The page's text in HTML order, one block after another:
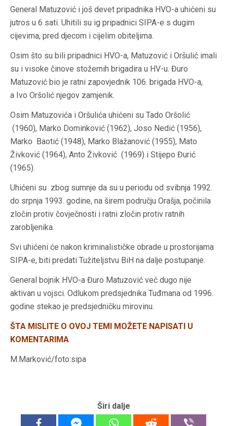
General Matuzović i još devet pripadnika HVO-a uhićeni su
jutros u 6 sati. Uhitili su ig pripadnici SIPA-e s dugim
cijevima, pred djecom i cijelim obiteljima.
Osim što su bili pripadnici HVO-a, Matuzović i Oršulić imali
su i visoke činove stožernih brigadira u HV-u. Đuro
Matuzović bio je ratni zapovjednik 106. brigada HVO-a,
a Ivo Oršolić njegov zamjenik.
Osim Matuzovića i Oršulića uhićeni su Tado Oršolić
(1960), Marko Dominković (1962), Joso Nedić (1956),
Marko Baotić (1948), Marko Blažanović (1955), Mato
Živković (1964), Anto Živković (1969) i Stijepo Đurić
(1965).
Uhićeni su zbog sumnje da su u periodu od svibnja 1992.
do srpnja 1993. godine, na širem području Orašja, počinila
zločin protiv čovječnosti i ratni zločin protiv ratnih
zarobljenika.
Svi uhićeni će nakon kriminalističke obrade u prostorijama
SIPA-e, biti predati Tužiteljstvu BiH na dalje postupanje.
General bojnik HVO-a Đuro Matuzović već dugo nije
aktivan u vojsci. Odlukom predsjednika Tuđmana od 1996.
godine stekao je predsjedničku mirovinu.
ŠTA MISLITE O OVOJ TEMI MOŽETE NAPISATI U
KOMENTARIMA
M.Marković/foto:sipa
Širi dalje